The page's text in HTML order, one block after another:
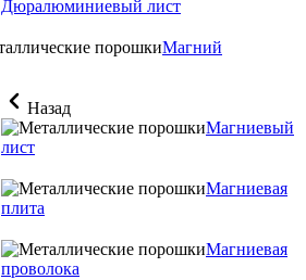
Дюралюминиевый лист
Магний
Назад
Магниевый
лист
Магниевая
плита
Магниевая
проволока